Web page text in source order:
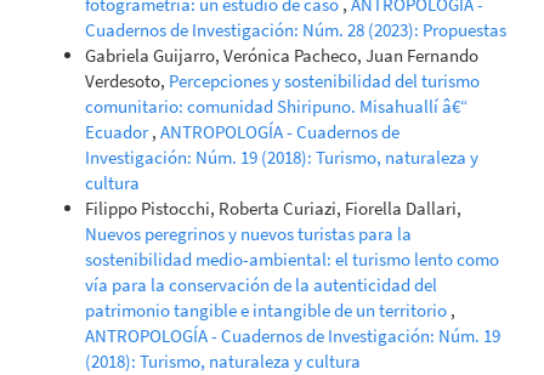
Cuadernos de Investigación: Núm. 28 (2023): Propuestas
Gabriela Guijarro, Verónica Pacheco, Juan Fernando
Verdesoto, Percepciones y sostenibilidad del turismo
comunitario: comunidad Shiripuno. Misahuallí â€“
Ecuador, ANTROPOLOGÍA - Cuadernos de
Investigación: Núm. 19 (2018): Turismo, naturaleza y
cultura
Filippo Pistocchi, Roberta Curiazi, Fiorella Dallari,
Nuevos peregrinos y nuevos turistas para la
sostenibilidad medio-ambiental: el turismo lento como
vía para la conservación de la autenticidad del
patrimonio tangible e intangible de un territorio ,
ANTROPOLOGÍA - Cuadernos de Investigación: Núm. 19
(2018): Turismo, naturaleza y cultura